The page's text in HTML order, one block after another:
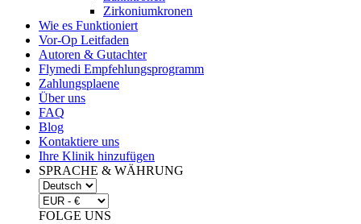
Zirkoniumkronen
Wie es Funktioniert
Vor-Op Leitfaden
Autoren & Gutachter
Flymedi Empfehlungsprogramm
Zahlungsplaene
Über uns
FAQ
Blog
Kontaktiere uns
Ihre Klinik hinzufügen
SPRACHE & WÄHRUNG
FOLGE UNS